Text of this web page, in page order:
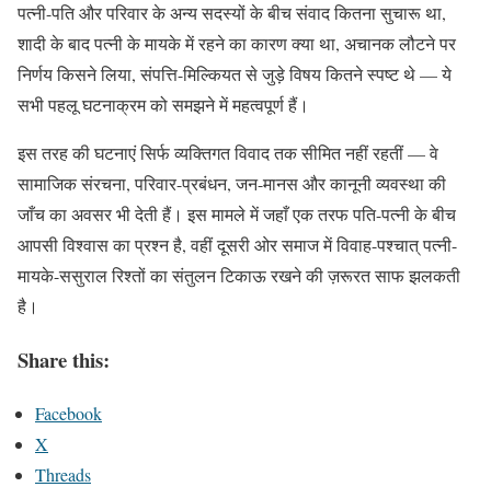
पत्नी-पति और परिवार के अन्य सदस्यों के बीच संवाद कितना सुचारू था,
शादी के बाद पत्नी के मायके में रहने का कारण क्या था, अचानक लौटने पर
निर्णय किसने लिया, संपत्ति-मिल्कियत से जुड़े विषय कितने स्पष्ट थे — ये
सभी पहलू घटनाक्रम को समझने में महत्वपूर्ण हैं।
इस तरह की घटनाएं सिर्फ व्यक्तिगत विवाद तक सीमित नहीं रहतीं — वे
सामाजिक संरचना, परिवार-प्रबंधन, जन-मानस और कानूनी व्यवस्था की
जाँच का अवसर भी देती हैं। इस मामले में जहाँ एक तरफ पति-पत्नी के बीच
आपसी विश्वास का प्रश्न है, वहीं दूसरी ओर समाज में विवाह-पश्चात् पत्नी-
मायके-ससुराल रिश्तों का संतुलन टिकाऊ रखने की ज़रूरत साफ झलकती
है।
Share this:
Facebook
X
Threads